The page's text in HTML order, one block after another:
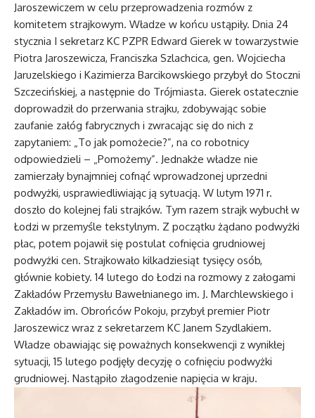
Jaroszewiczem w celu przeprowadzenia rozmów z
komitetem strajkowym. Władze w końcu ustąpiły. Dnia 24
stycznia I sekretarz KC PZPR Edward Gierek w towarzystwie
Piotra Jaroszewicza, Franciszka Szlachcica, gen. Wojciecha
Jaruzelskiego i Kazimierza Barcikowskiego przybył do Stoczni
Szczecińskiej, a następnie do Trójmiasta. Gierek ostatecznie
doprowadził do przerwania strajku, zdobywając sobie
zaufanie załóg fabrycznych i zwracając się do nich z
zapytaniem: „To jak pomożecie?”, na co robotnicy
odpowiedzieli – „Pomożemy”. Jednakże władze nie
zamierzały bynajmniej cofnąć wprowadzonej uprzedni
podwyżki, usprawiedliwiając ją sytuacją. W lutym 1971 r.
doszło do kolejnej fali strajków. Tym razem strajk wybuchł w
Łodzi w przemyśle tekstylnym. Z początku żądano podwyżki
płac, potem pojawił się postulat cofnięcia grudniowej
podwyżki cen. Strajkowało kilkadziesiąt tysięcy osób,
głównie kobiety. 14 lutego do Łodzi na rozmowy z załogami
Zakładów Przemysłu Bawełnianego im. J. Marchlewskiego i
Zakładów im. Obrońców Pokoju, przybył premier Piotr
Jaroszewicz wraz z sekretarzem KC Janem Szydlakiem.
Władze obawiając się poważnych konsekwencji z wynikłej
sytuacji, 15 lutego podjęły decyzję o cofnięciu podwyżki
grudniowej. Nastąpiło złagodzenie napięcia w kraju.